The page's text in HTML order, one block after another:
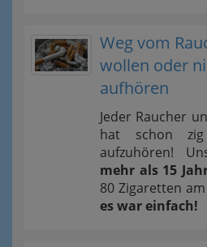
Weg vom
wollen oder
aufhören
Jeder Raucher
hat schon
aufzuhören!
mehr als 15
80 Zigaretten
es war einfach!